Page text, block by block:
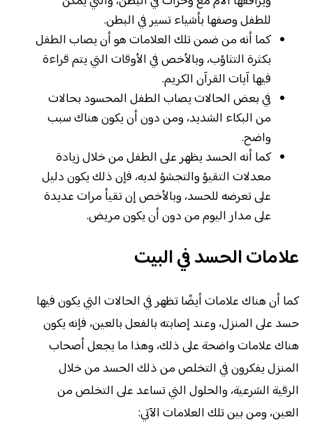
للطفل وصفها بأشياء تسير في البطن.
كما أنه من ضمن تلك العلامات هو أن يصاب الطفل
بكثرة التثاؤب، وبالأخص في الأوقات التي يتم قراءة
فيها آيات القرآن الكريم.
في بعض الحالات يصاب الطفل المحسود بحالات
من البكاء الشديد، ومن دون أن يكون هناك سبب
واضح.
كما أنه الحسد يظهر على الطفل من خلال زيادة
معدلات التقيؤ والتجشؤ لديه، فإن ذلك يكون دليل
على تعرضه للحسد، وبالأخص إن تقيأ مرات عديدة
على مدار اليوم من دون أن يكون مريض.
علامات الحسد في البيت
كما أن هناك علامات أيضًا تظهر في الحالات التي يكون فيها
حسد على المنزل، وعند إصابته بالفعل بالعين، فإنه يكون
هناك علامات واضحة على ذلك، وهذا ما يجعل أصحاب
المنزل يفكرون في التخلص من ذلك الحسد من خلال
الرقية الشرعية، والحلول التي تساعد على التخلص من
العين، ومن بين تلك العلامات الآتي: